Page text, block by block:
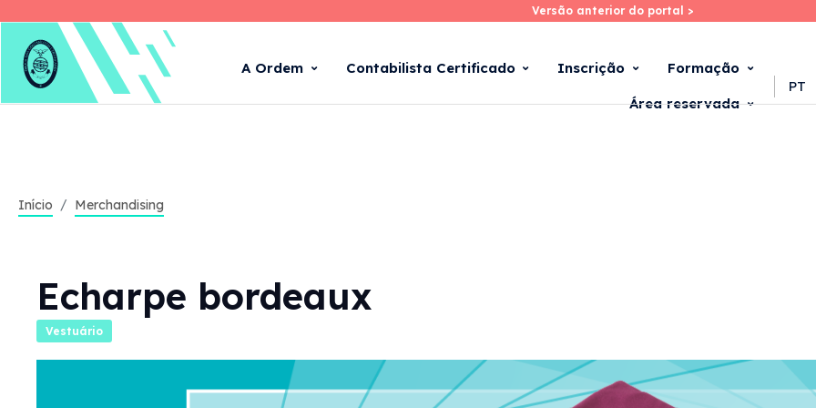
Skip
main
Versão anterior do portal >
Versão anterior do portal >
A Ordem Contabilista Certificado Inscrição Formação
Área reservada
PT
Início Merchandising
Echarpe bordeaux
Vestuário